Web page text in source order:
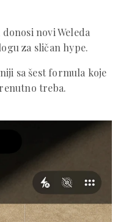
novi Weleda
za sličan hype.
sa šest formula koje
treba.